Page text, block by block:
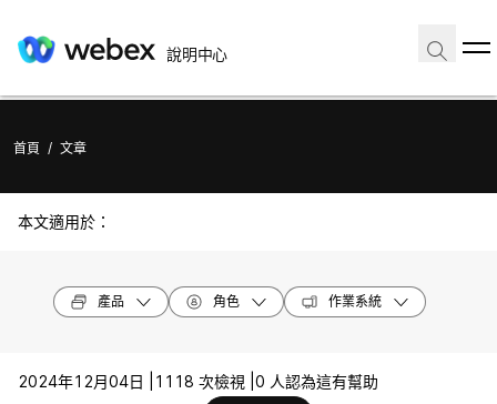
說明中心
首頁 / 文章
本文適用於：
產品 角色 作業系統
2024年12月04日 | 1118 次檢視 | 0 人認為這有幫助